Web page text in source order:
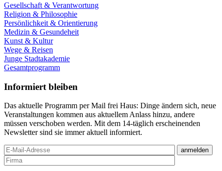
Gesellschaft & Verantwortung
Religion & Philosophie
Persönlichkeit & Orientierung
Medizin & Gesundeheit
Kunst & Kultur
Wege & Reisen
Junge Stadtakademie
Gesamtprogramm
Informiert bleiben
Das aktuelle Programm per Mail frei Haus: Dinge ändern sich, neue
Veranstaltungen kommen aus aktuellem Anlass hinzu, andere
müssen verschoben werden. Mit dem 14-täglich erscheinenden
Newsletter sind sie immer aktuell informiert.